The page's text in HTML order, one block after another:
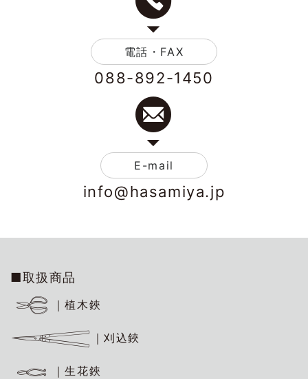
電話・FAX
088-892-1450
E-mail
info@hasamiya.jp
■取扱商品
｜植木鋏
｜刈込鋏
｜生花鋏